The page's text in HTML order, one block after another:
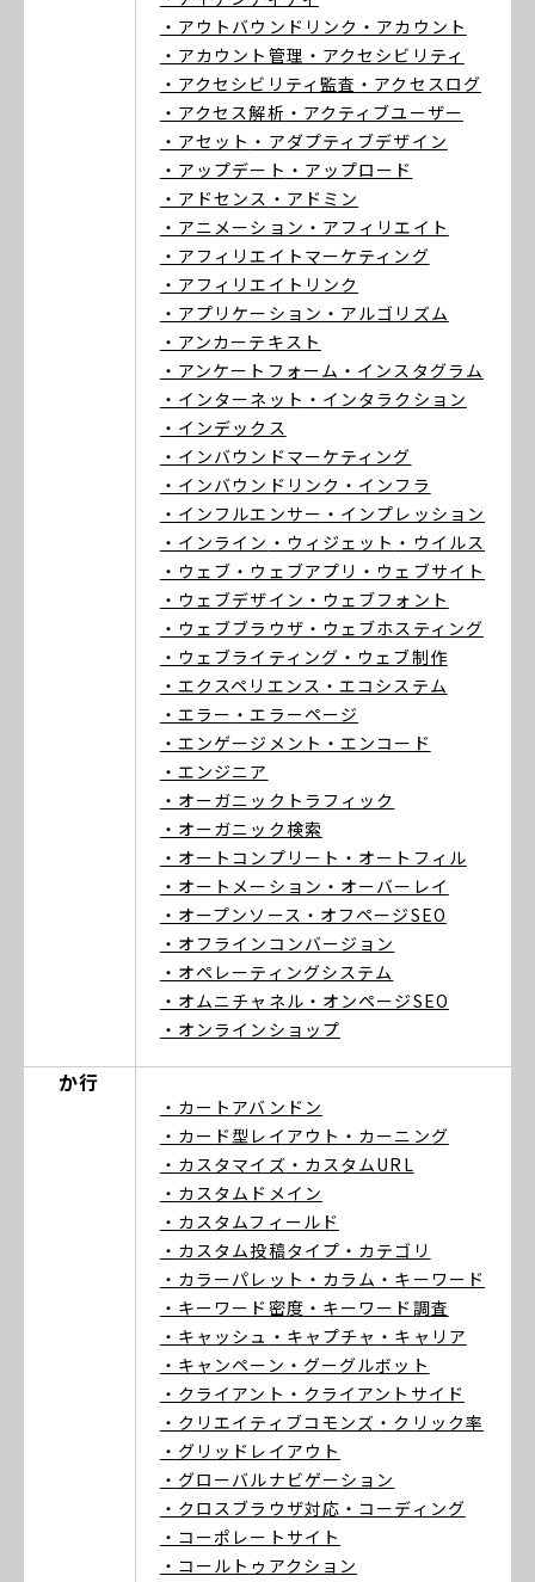
・アウトバウンドリンク ・アカウント
・アカウント管理 ・アクセシビリティ
・アクセシビリティ監査 ・アクセスログ
・アクセス解析 ・アクティブユーザー
・アセット ・アダプティブデザイン
・アップデート ・アップロード
・アドセンス ・アドミン
・アニメーション ・アフィリエイト
・アフィリエイトマーケティング
・アフィリエイトリンク
・アプリケーション ・アルゴリズム
・アンカーテキスト
・アンケートフォーム ・インスタグラム
・インターネット ・インタラクション
・インデックス
・インバウンドマーケティング
・インバウンドリンク ・インフラ
・インフルエンサー ・インプレッション
・インライン ・ウィジェット ・ウイルス
・ウェブ ・ウェブアプリ ・ウェブサイト
・ウェブデザイン ・ウェブフォント
・ウェブブラウザ ・ウェブホスティング
・ウェブライティング ・ウェブ制作
・エクスペリエンス ・エコシステム
・エラー ・エラーページ
・エンゲージメント ・エンコード
・エンジニア
・オーガニックトラフィック
・オーガニック検索
・オートコンプリート ・オートフィル
・オートメーション ・オーバーレイ
・オープンソース ・オフページSEO
・オフラインコンバージョン
・オペレーティングシステム
・オムニチャネル ・オンページSEO
・オンラインショップ
か行
・カートアバンドン
・カード型レイアウト ・カーニング
・カスタマイズ ・カスタムURL
・カスタムドメイン
・カスタムフィールド
・カスタム投稿タイプ ・カテゴリ
・カラーパレット ・カラム ・キーワード
・キーワード密度 ・キーワード調査
・キャッシュ ・キャプチャ ・キャリア
・キャンペーン ・グーグルボット
・クライアント ・クライアントサイド
・クリエイティブコモンズ ・クリック率
・グリッドレイアウト
・グローバルナビゲーション
・クロスブラウザ対応 ・コーディング
・コーポレートサイト
・コールトゥアクション